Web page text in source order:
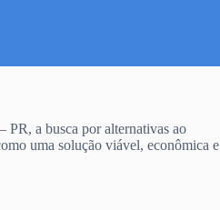
a busca por alternativas ao
uma solução viável, econômica e